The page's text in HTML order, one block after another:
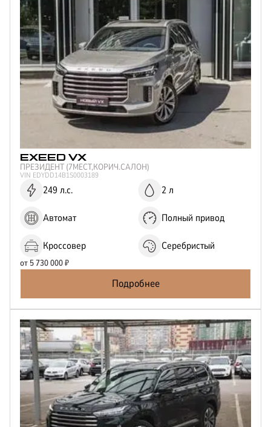
EXEED VX
ПРЕЗИДЕНТ (7МЕСТ,КОРИЧ.САЛОН)
VIN EDYDD14B1S0003189
249 л.с. 2 л
Автомат Полный привод
Кроссовер Серебристый
от 5 730 000₽
Подробнее